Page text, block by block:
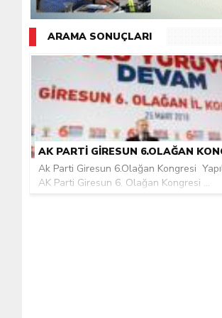
ARAMA SONUÇLARI
Ak Parti Giresun 6.Olağan Kongresi
AK Parti Giresun 6. Olağan Kongresi ...